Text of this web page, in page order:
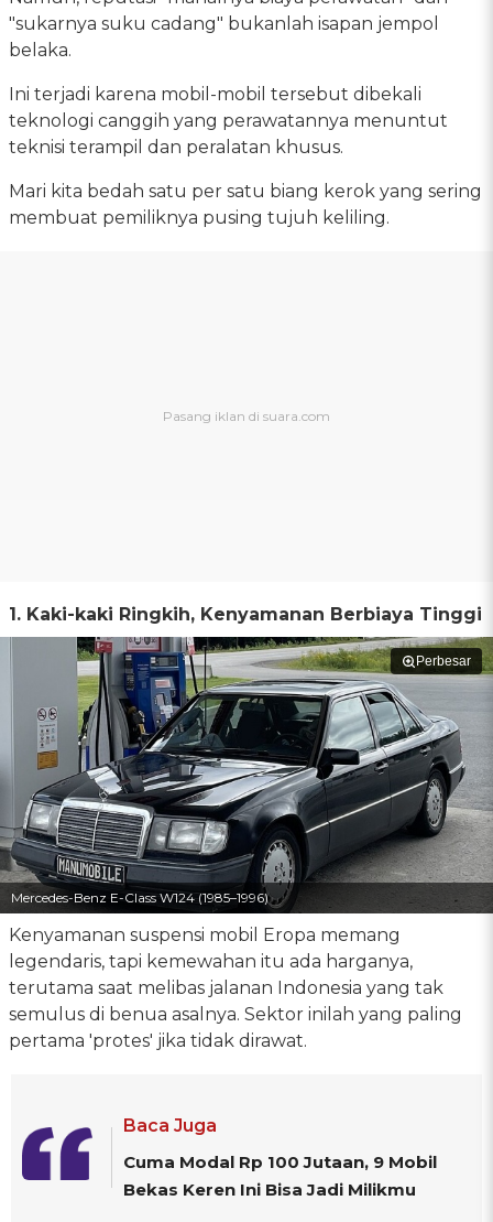
"sukarnya suku cadang" bukanlah isapan jempol
belaka.
Ini terjadi karena mobil-mobil tersebut dibekali
teknologi canggih yang perawatannya menuntut
teknisi terampil dan peralatan khusus.
Mari kita bedah satu per satu biang kerok yang sering
membuat pemiliknya pusing tujuh keliling.
1. Kaki-kaki Ringkih, Kenyamanan Berbiaya Tinggi
Perbesar
Mercedes-Benz E-Class W124 (1985–1996)
Kenyamanan suspensi mobil Eropa memang
legendaris, tapi kemewahan itu ada harganya,
terutama saat melibas jalanan Indonesia yang tak
semulus di benua asalnya. Sektor inilah yang paling
pertama 'protes' jika tidak dirawat.
Baca Juga
Cuma Modal Rp 100 Jutaan, 9 Mobil
Bekas Keren Ini Bisa Jadi Milikmu